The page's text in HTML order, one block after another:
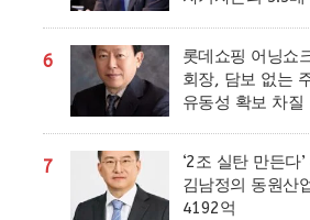
6
롯데쇼핑 어닝쇼
회장, 담보 없는
유동성 확보 차질
7
‘2조 실탄 만든다
김남정의 동원산
4192억